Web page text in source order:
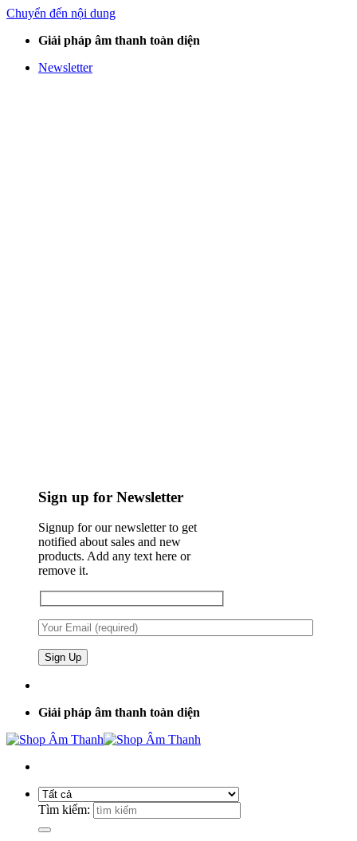
Chuyển đến nội dung
Giải pháp âm thanh toàn diện
Newsletter
Sign up for Newsletter
Signup for our newsletter to get
notified about sales and new
products. Add any text here or
remove it.
Giải pháp âm thanh toàn diện
Tìm kiếm: